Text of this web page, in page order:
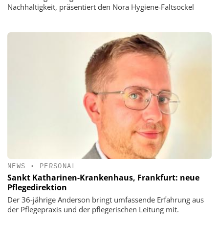
Nachhaltigkeit, präsentiert den Nora Hygiene-Faltsockel
NEWS • PERSONAL
Sankt Katharinen-Krankenhaus, Frankfurt: neue
Pflegedirektion
Der 36-jährige Anderson bringt umfassende Erfahrung aus
der Pflegepraxis und der pflegerischen Leitung mit.